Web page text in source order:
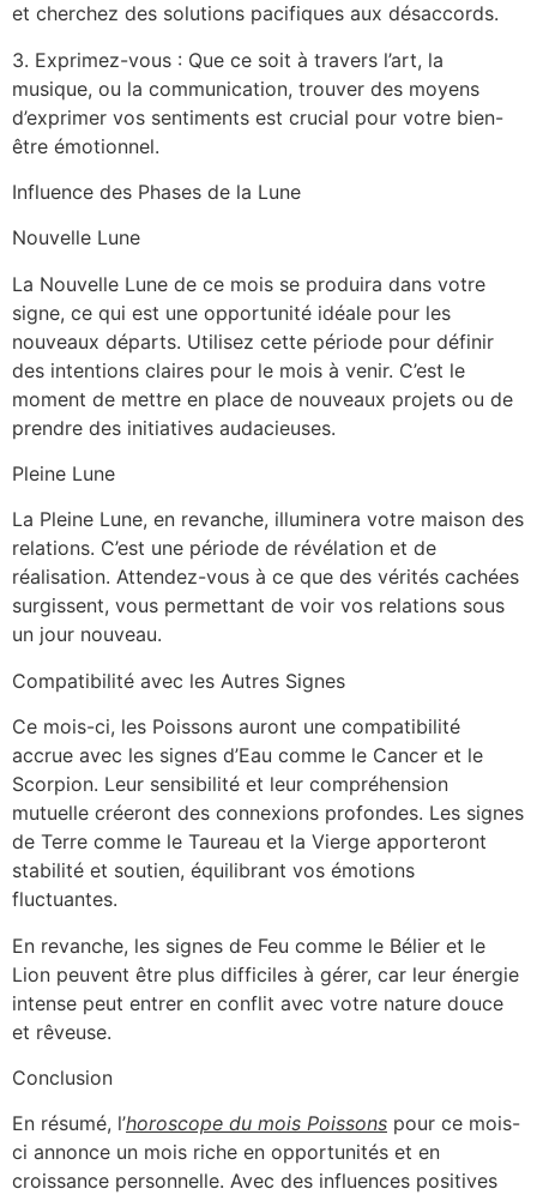
et cherchez des solutions pacifiques aux désaccords.
3. Exprimez-vous : Que ce soit à travers l’art, la
musique, ou la communication, trouver des moyens
d’exprimer vos sentiments est crucial pour votre bien-
être émotionnel.
Influence des Phases de la Lune
Nouvelle Lune
La Nouvelle Lune de ce mois se produira dans votre
signe, ce qui est une opportunité idéale pour les
nouveaux départs. Utilisez cette période pour définir
des intentions claires pour le mois à venir. C’est le
moment de mettre en place de nouveaux projets ou de
prendre des initiatives audacieuses.
Pleine Lune
La Pleine Lune, en revanche, illuminera votre maison des
relations. C’est une période de révélation et de
réalisation. Attendez-vous à ce que des vérités cachées
surgissent, vous permettant de voir vos relations sous
un jour nouveau.
Compatibilité avec les Autres Signes
Ce mois-ci, les Poissons auront une compatibilité
accrue avec les signes d’Eau comme le Cancer et le
Scorpion. Leur sensibilité et leur compréhension
mutuelle créeront des connexions profondes. Les signes
de Terre comme le Taureau et la Vierge apporteront
stabilité et soutien, équilibrant vos émotions
fluctuantes.
En revanche, les signes de Feu comme le Bélier et le
Lion peuvent être plus difficiles à gérer, car leur énergie
intense peut entrer en conflit avec votre nature douce
et rêveuse.
Conclusion
En résumé, l’horoscope du mois Poissons pour ce mois-
ci annonce un mois riche en opportunités et en
croissance personnelle. Avec des influences positives